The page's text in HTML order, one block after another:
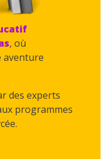
, où
aventure
des experts
programmes